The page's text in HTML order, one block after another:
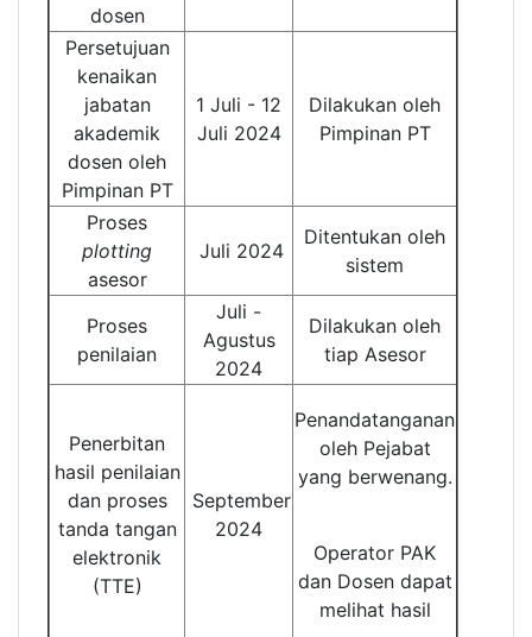
dosen
Persetujuan
kenaikan
jabatan
akademik
dosen oleh
Pimpinan PT
1 Juli - 12
Juli 2024
Dilakukan oleh
Pimpinan PT
Proses
plotting
asesor
Juli 2024
Ditentukan oleh
sistem
Proses
penilaian
Juli -
Agustus
2024
Dilakukan oleh
tiap Asesor
Penerbitan
hasil penilaian
dan proses
tanda tangan
elektronik
(TTE)
September
2024
Penandatanganan
oleh Pejabat
yang berwenang.
Operator PAK
dan Dosen dapat
melihat hasil